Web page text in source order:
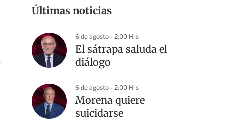
Últimas noticias
6 de agosto - 2:00 Hrs
El sátrapa saluda el
diálogo
6 de agosto - 2:00 Hrs
Morena quiere
suicidarse